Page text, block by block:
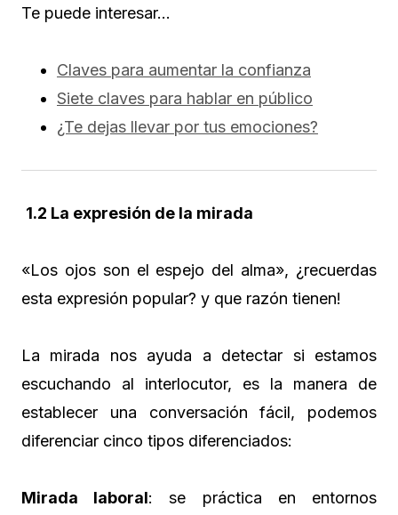
Te puede interesar…
Claves para aumentar la confianza
Siete claves para hablar en público
¿Te dejas llevar por tus emociones?
1.2 La expresión de la mirada
«Los ojos son el espejo del alma», ¿recuerdas
esta expresión popular? y que razón tienen!
La mirada nos ayuda a detectar si estamos
escuchando al interlocutor, es la manera de
establecer una conversación fácil, podemos
diferenciar cinco tipos diferenciados:
Mirada laboral: se práctica en entornos